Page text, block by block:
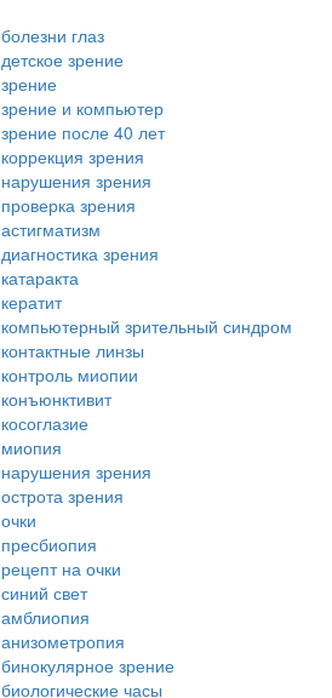
болезни глаз
детское зрение
зрение
зрение и компьютер
зрение после 40 лет
коррекция зрения
нарушения зрения
проверка зрения
астигматизм
диагностика зрения
катаракта
кератит
компьютерный зрительный синдром
контактные линзы
контроль миопии
конъюнктивит
косоглазие
миопия
нарушения зрения
острота зрения
очки
пресбиопия
рецепт на очки
синий свет
амблиопия
анизометропия
бинокулярное зрение
биологические часы